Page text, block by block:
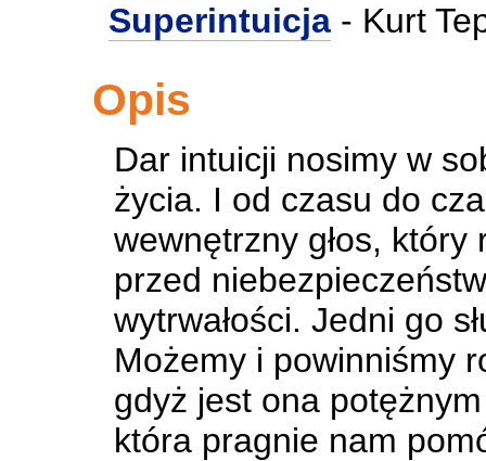
Superintuicja - Kurt
Opis
Dar intuicji nosimy w
życia. I od czasu do
wewnętrzny głos,
przed
wytrwałości. Jedni go
Możemy i powinniśmy
gdyż jest ona
która pragnie nam